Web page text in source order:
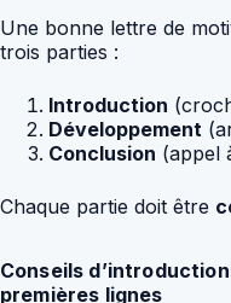
Une bonne lettre de
trois parties :
Introduction
Développement
Conclusion (appel
Chaque partie doit être
Conseils
premières lignes